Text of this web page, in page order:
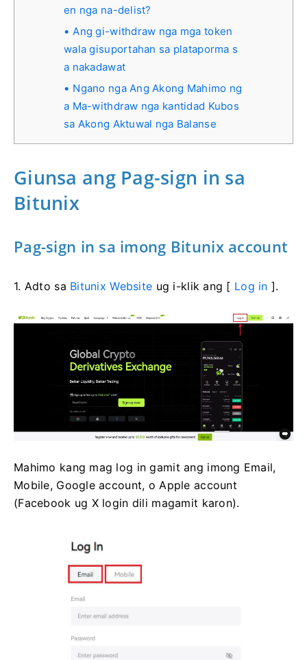
en nga na-delist?
Ang gi-withdraw nga mga token
wala gisuportahan sa plataporma s
a nakadawat
Ngano nga Ang Akong Mahimo ng
a Ma-withdraw nga kantidad Kubos
sa Akong Aktuwal nga Balanse
Giunsa ang Pag-sign in sa
Bitunix
Pag-sign in sa imong Bitunix account
1. Adto sa Bitunix Website ug i-klik ang [ Log in ].
Mahimo kang mag log in gamit ang imong Email,
Mobile, Google account, o Apple account
(Facebook ug X login dili magamit karon).